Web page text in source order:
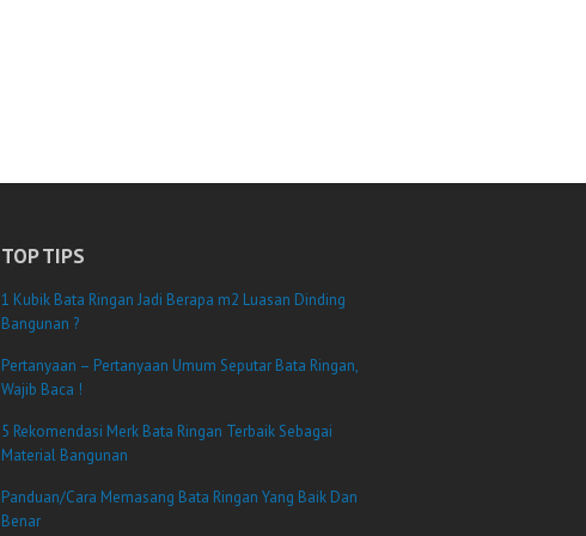
TOP TIPS
1 Kubik Bata Ringan Jadi Berapa m2 Luasan Dinding
Bangunan ?
Pertanyaan – Pertanyaan Umum Seputar Bata Ringan,
Wajib Baca !
5 Rekomendasi Merk Bata Ringan Terbaik Sebagai
Material Bangunan
Panduan/Cara Memasang Bata Ringan Yang Baik Dan
Benar